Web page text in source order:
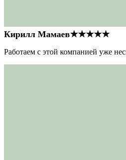
Кирилл Мамаев★★★★★
Работаем с этой компанией уже